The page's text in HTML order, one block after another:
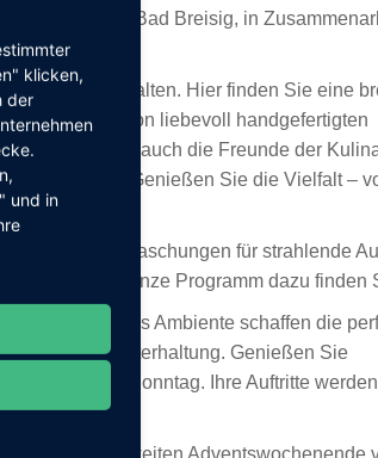
lädt die Stadt Bad Breisig, in
etwas bereithalten. Hier finden Sie eine
Sie sich von liebevoll handgefertigten
kommen auch die Freunde der
etwas dabei. Genießen Sie die Vielfalt –
kleinen Überraschungen für strahlende
Das ganze Programm dazu finden
ein einladendes Ambiente schaffen die
zusätzliche Unterhaltung. Genießen Sie
Dilow am Sonntag. Ihre Auftritte
Kurpark, am zweiten Adventswochenende
klicken,
der
und in